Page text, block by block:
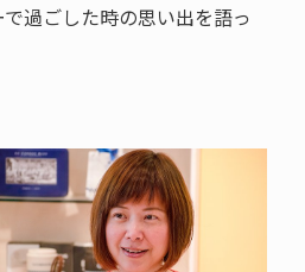
過ごした時の思い出を語っ